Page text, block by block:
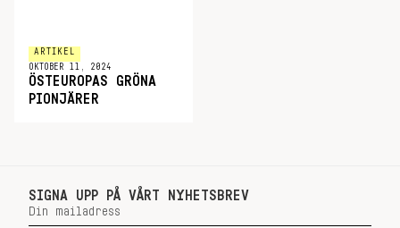
ARTIKEL
OKTOBER 11, 2024
ÖSTEUROPAS GRÖNA
PIONJÄRER
SIGNA UPP PÅ VÅRT NYHETSBREV